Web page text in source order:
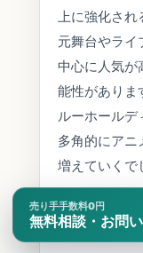
上に強化さ
元舞台やライ
中心に人気が
能性がありま
ルーホールデ
多角的にアニ
増えていくで
海外市場
売り手手数料0円
無料相談・お問